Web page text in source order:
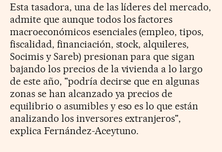
Esta tasadora, una de las líderes del mercado,
admite que aunque todos los factores
macroeconómicos esenciales (empleo, tipos,
fiscalidad, financiación, stock, alquileres,
Socimis y Sareb) presionan para que sigan
bajando los precios de la vivienda a lo largo
de este año, "podría decirse que en algunas
zonas se han alcanzado ya precios de
equilibrio o asumibles y eso es lo que están
analizando los inversores extranjeros",
explica Fernández-Aceytuno.